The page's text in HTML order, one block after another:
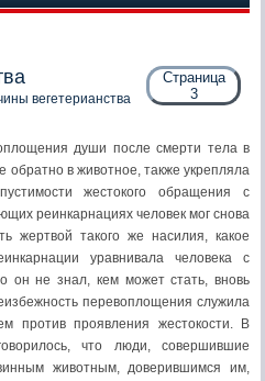
Страница
3
вегетерианства
души после смерти тела в
обратно в животное, также укрепляла
жестокого обращения с
реинкарнациях человек мог снова
жертвой такого же насилия, какое
уравнивала человека с
он не знал, кем может стать, вновь
перевоплощения служила
против проявления жестокости. В
что люди, совершившие
животным, доверившимся им,